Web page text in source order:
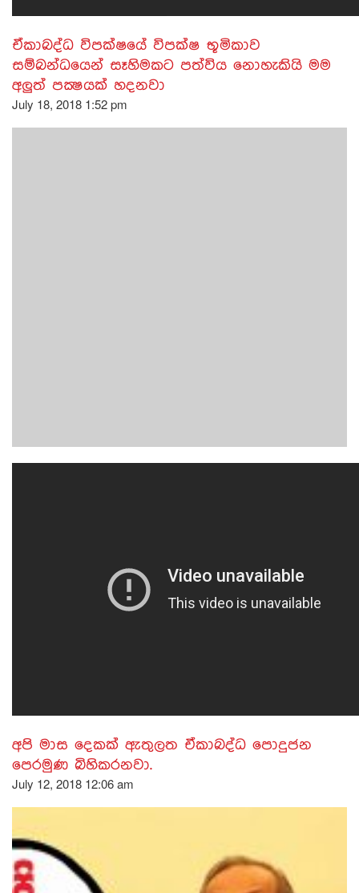
ඒකාබද්ධ විපක්ෂයේ විපක්ෂ භූමිකාව
සම්බන්ධයෙන් සෑහිමකට පත්විය නොහැකියි මම
අලුත් පක්‍ෂයක් හදනවා
July 18, 2018 1:52 pm
අපි මාස දෙකක් ඇතුලත ඒකාබද්ධ පොදුජන
පෙරමුණ බිහිකරනවා.
July 12, 2018 12:06 am